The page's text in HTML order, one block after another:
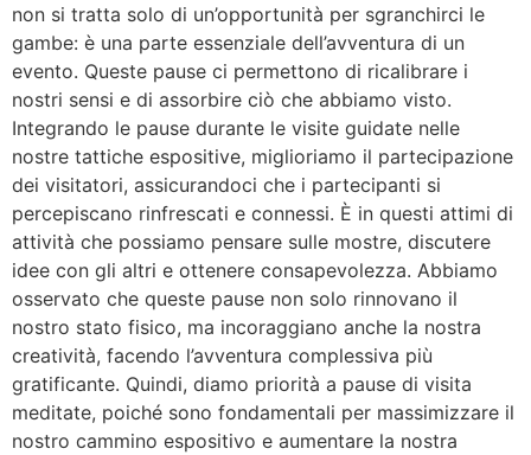
non si tratta solo di un’opportunità per sgranchirci le
gambe: è una parte essenziale dell’avventura di un
evento. Queste pause ci permettono di ricalibrare i
nostri sensi e di assorbire ciò che abbiamo visto.
Integrando le pause durante le visite guidate nelle
nostre tattiche espositive, miglioriamo il partecipazione
dei visitatori, assicurandoci che i partecipanti si
percepiscano rinfrescati e connessi. È in questi attimi di
attività che possiamo pensare sulle mostre, discutere
idee con gli altri e ottenere consapevolezza. Abbiamo
osservato che queste pause non solo rinnovano il
nostro stato fisico, ma incoraggiano anche la nostra
creatività, facendo l’avventura complessiva più
gratificante. Quindi, diamo priorità a pause di visita
meditate, poiché sono fondamentali per massimizzare il
nostro cammino espositivo e aumentare la nostra